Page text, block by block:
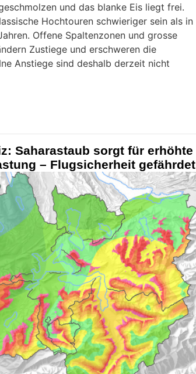
und das blanke Eis liegt frei.
Hochtouren schwieriger sein als in
Offene Spaltenzonen und grosse
Zustiege und erschweren die
Anstiege sind deshalb derzeit nicht
Saharastaub sorgt für erhöhte
– Flugsicherheit gefährdet